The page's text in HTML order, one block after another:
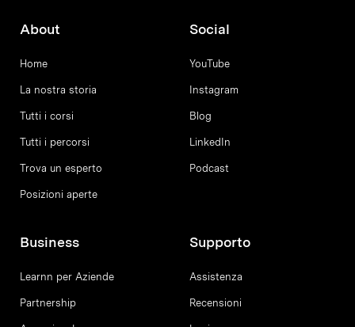
About
Home
La nostra storia
Tutti i corsi
Tutti i percorsi
Trova un esperto
Posizioni aperte
Social
YouTube
Instagram
Blog
LinkedIn
Podcast
Business
Learnn per Aziende
Partnership
Supporto
Assistenza
Recensioni